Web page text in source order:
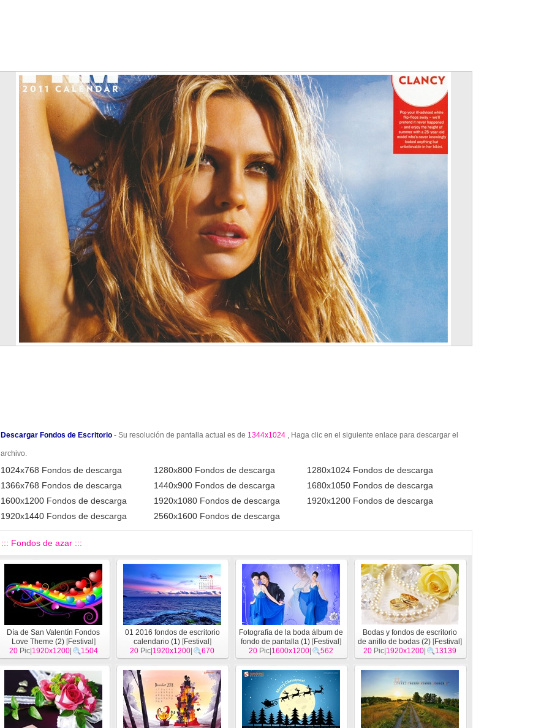
Descargar Fondos de Escritorio - Su resolución de pantalla actual es de 1344x1024 , Haga clic en el siguiente enlace para descargar el
archivo.
1024x768 Fondos de descarga 1280x800 Fondos de descarga
1280x1024 Fondos de descarga
1366x768 Fondos de descarga
1440x900 Fondos de descarga
1680x1050 Fondos de descarga
1600x1200 Fondos de descarga
1920x1080 Fondos de descarga
1920x1200 Fondos de descarga
1920x1440 Fondos de descarga
2560x1600 Fondos de descarga
::: Fondos de azar :::
Día de San Valentín Fondos
Love Theme (2)[Festival ]
20Pic| 1920x1200| 1504
01 2016 fondos de escritorio
calendario (1)[Festival ]
20 Pic| 1920x1200 670
Fotografía de la boda álbum de
fondo de pantalla (1) [Festival ]
20 Pic| 1600x1200 562
Bodas y fondos de escritorio
de anillo de bodas (2) [Festival ]
20 Pic| 1920x1200 13139